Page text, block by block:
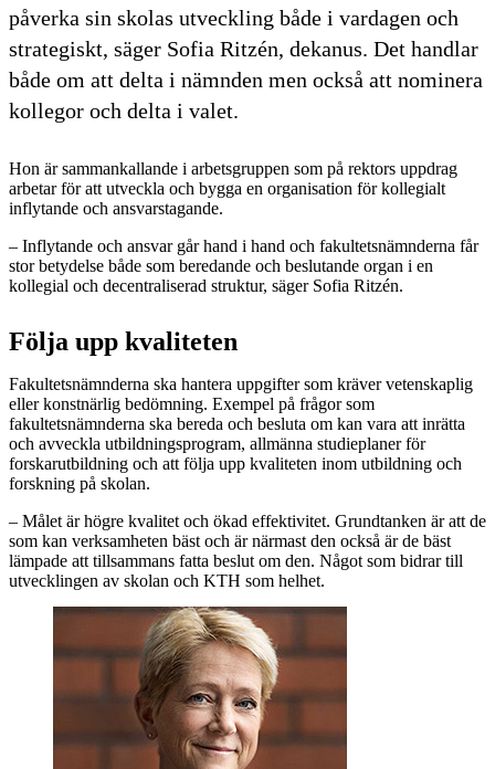
påverka sin skolas utveckling både i vardagen och
strategiskt, säger Sofia Ritzén, dekanus. Det handlar
både om att delta i nämnden men också att nominera
kollegor och delta i valet.
Hon är sammankallande i arbetsgruppen som på rektors uppdrag
arbetar för att utveckla och bygga en organisation för kollegialt
inflytande och ansvarstagande.
– Inflytande och ansvar går hand i hand och fakultetsnämnderna får
stor betydelse både som beredande och beslutande organ i en
kollegial och decentraliserad struktur, säger Sofia Ritzén.
Följa upp kvaliteten
Fakultetsnämnderna ska hantera uppgifter som kräver vetenskaplig
eller konstnärlig bedömning. Exempel på frågor som
fakultetsnämnderna ska bereda och besluta om kan vara att inrätta
och avveckla utbildningsprogram, allmänna studieplaner för
forskarutbildning och att följa upp kvaliteten inom utbildning och
forskning på skolan.
– Målet är högre kvalitet och ökad effektivitet. Grundtanken är att de
som kan verksamheten bäst och är närmast den också är de bäst
lämpade att tillsammans fatta beslut om den. Något som bidrar till
utvecklingen av skolan och KTH som helhet.